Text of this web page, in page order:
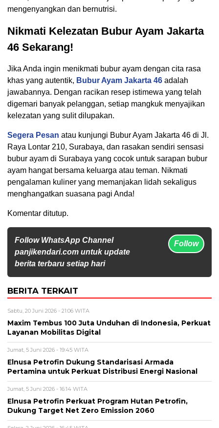
mengenyangkan dan bernutrisi.
Nikmati Kelezatan Bubur Ayam Jakarta
46 Sekarang!
Jika Anda ingin menikmati bubur ayam dengan cita rasa
khas yang autentik, Bubur Ayam Jakarta 46 adalah
jawabannya. Dengan racikan resep istimewa yang telah
digemari banyak pelanggan, setiap mangkuk menyajikan
kelezatan yang sulit dilupakan.
Segera Pesan atau kunjungi Bubur Ayam Jakarta 46 di Jl.
Raya Lontar 210, Surabaya, dan rasakan sendiri sensasi
bubur ayam di Surabaya yang cocok untuk sarapan bubur
ayam hangat bersama keluarga atau teman. Nikmati
pengalaman kuliner yang memanjakan lidah sekaligus
menghangatkan suasana pagi Anda!
Komentar ditutup.
Follow WhatsApp Channel
panjikendari.com untuk update
berita terbaru setiap hari
Follow
BERITA TERKAIT
Sabtu, 20 Juni 2026 - 21:06 WITA
Maxim Tembus 100 Juta Unduhan di Indonesia, Perkuat
Layanan Mobilitas Digital
Jumat, 5 Juni 2026 - 19:45 WITA
Elnusa Petrofin Dukung Standarisasi Armada
Pertamina untuk Perkuat Distribusi Energi Nasional
Jumat, 5 Juni 2026 - 16:14 WITA
Elnusa Petrofin Perkuat Program Hutan Petrofin,
Dukung Target Net Zero Emission 2060